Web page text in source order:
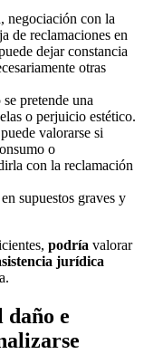
negociación con la
de reclamaciones en
dejar constancia
otras
pretende una
o perjuicio estético.
puede valorarse si
o
con la reclamación
supuestos graves y
podría valorar
jurídica
e